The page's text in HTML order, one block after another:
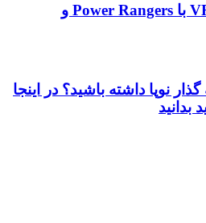
استفاده از قدرت VR با Power Rangers و
نوپا داشته باشید؟ در اینجا
بدانید